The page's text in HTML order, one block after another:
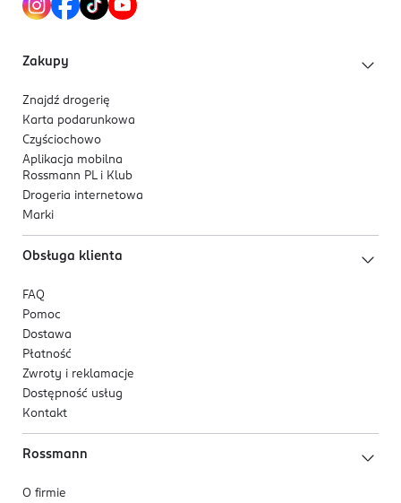
Zakupy
Znajdź drogerię
Karta podarunkowa
Czyściochowo
Aplikacja mobilna
Rossmann PL i Klub
Drogeria internetowa
Marki
Obsługa klienta
FAQ
Pomoc
Dostawa
Płatność
Zwroty i reklamacje
Dostępność usług
Kontakt
Rossmann
O firmie